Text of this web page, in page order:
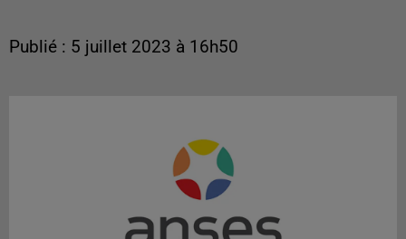
Publié : 5 juillet 2023 à 16h50